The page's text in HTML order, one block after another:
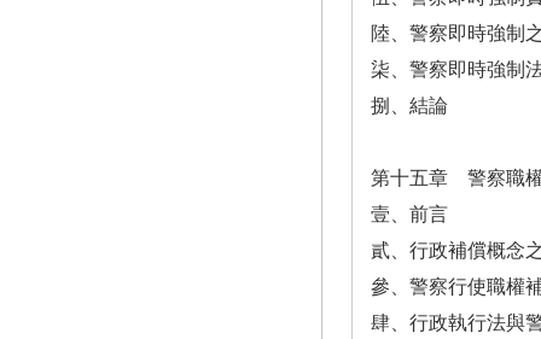
陸、警察即時強制
柒、警察即時強制
捌、結論
第十五章 警察職
壹、前言
貳、行政補償概念
參、警察行使職權
肆、行政執行法與